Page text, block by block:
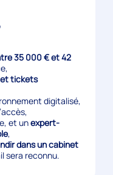
35 000 € et 42
et tickets
digitalisé,
et unexpert-
,
dans un cabinet
sera reconnu.